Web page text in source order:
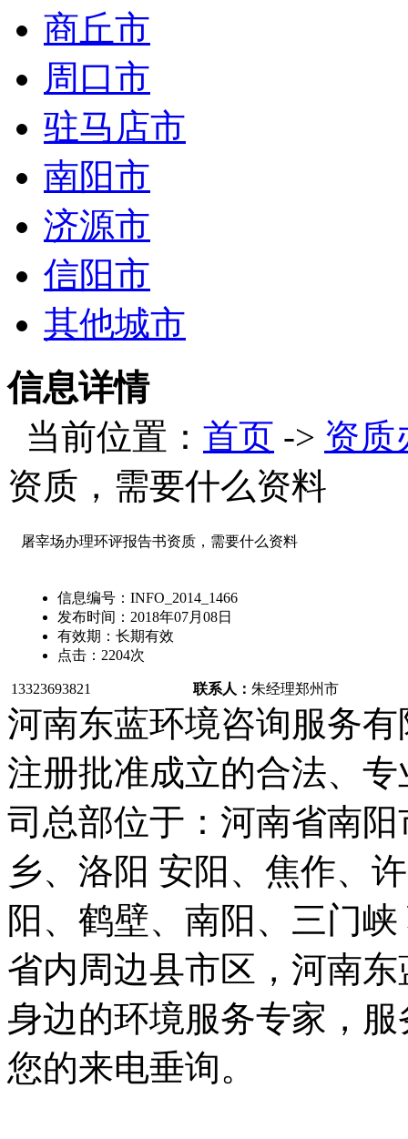
商丘市
周口市
驻马店市
南阳市
济源市
信阳市
其他城市
信息详情
当前位置： 首页 -> 资质
资质，需要什么资料
屠宰场办理环评报告书资质，需要什么资料
信息编号： INFO_2014_1466
发布时间： 2018年07月08日
有效期： 长期有效
点击： 2204次
13323693821 联系人： 朱经理郑州市
河南东蓝环境咨询服务
注册批准成立的合法、
司总部位于：河南省南
乡、洛阳 安阳、焦作、
阳、鹤壁、南阳、三门
省内周边县市区，河南
身边的环境服务专家，服
您的来电垂询。